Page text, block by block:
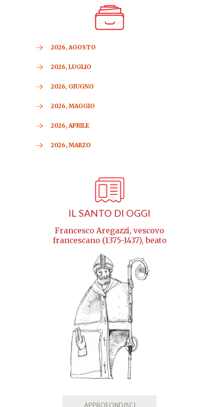
2026, AGOSTO
2026, LUGLIO
2026, GIUGNO
2026, MAGGIO
2026, APRILE
2026, MARZO
IL SANTO DI OGGI
Francesco Aregazzi, vescovo
francescano (1375-1437), beato
APPROFONDISCI